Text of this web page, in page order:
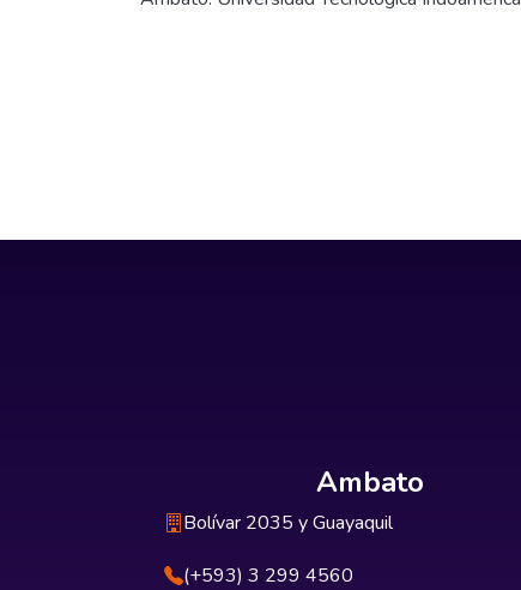
Ambato
Bolívar 2035 y Guayaquil
(+593) 3 299 4560